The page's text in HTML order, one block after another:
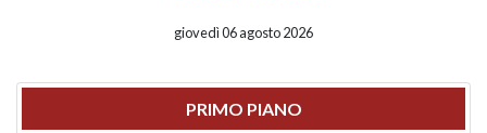
giovedì 06 agosto 2026
PRIMO PIANO